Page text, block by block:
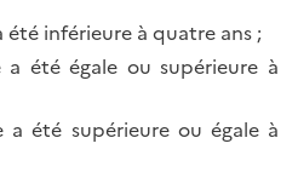
été inférieure à quatre ans ;
a été égale ou supérieure à
a été supérieure ou égale à